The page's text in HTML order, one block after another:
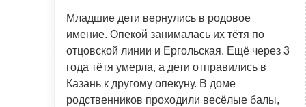
Младшие дети вернулись в родовое
имение. Опекой занималась их тётя по
отцовской линии и Ергольская. Ещё через 3
года тётя умерла, а дети отправились в
Казань к другому опекуну. В доме
родственников проходили весёлые балы,